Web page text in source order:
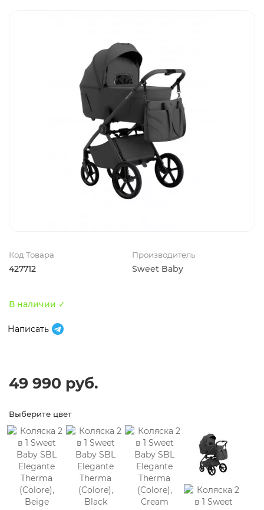
Код Товара
427712
Производитель
Sweet Baby
В наличии ✓
Написать
49 990 руб.
Выберите цвет